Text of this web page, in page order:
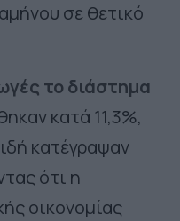
σε θετικό
το διάστημα
κατά 11,3%,
κατέγραψαν
ότι η
οικονομίας